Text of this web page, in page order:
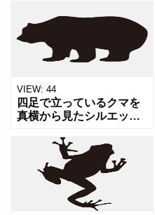
然、エコロジー、オーガ
ニック製品のパッケージ
デザイン、または結婚式
の招待
VIEW: 44
四足で立っているクマを
真横から見たシルエット
ノワグマなど、一般的な
クマのフォルムを忠実に
再現しています。キャン
プ、登山、森林、野生動